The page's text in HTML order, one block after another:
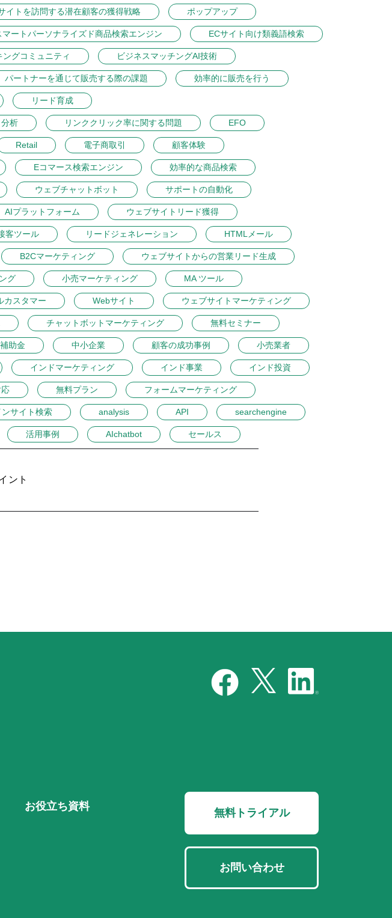
イトを訪問する潜在顧客の獲得戦略 ポップアップ
ートパーソナライズド商品検索エンジン ECサイト向け類義語検索
グコミュニティ ビジネスマッチングAI技術
パートナーを通じて販売する際の課題 効率的に販売を行う
リード育成
析 リンククリック率に関する問題 EFO
Retail 電子商取引 顧客体験
Eコマース検索エンジン 効率的な商品検索
ウェブチャットボット サポートの自動化
AIプラットフォーム ウェブサイトリード獲得
客ツール リードジェネレーション HTMLメール
B2Cマーケティング ウェブサイトからの営業リード生成
グ 小売マーケティング MA ツール
カスタマー Webサイト ウェブサイトマーケティング
チャットボットマーケティング 無料セミナー
助金 中小企業 顧客の成功事例 小売業者
インドマーケティング インド事業 インド投資
無料プラン フォームマーケティング
ンサイト検索 analysis API searchengine
活用事例 AIchatbot セールス
ント
お役立ち資料
無料トライアル
お問い合わせ